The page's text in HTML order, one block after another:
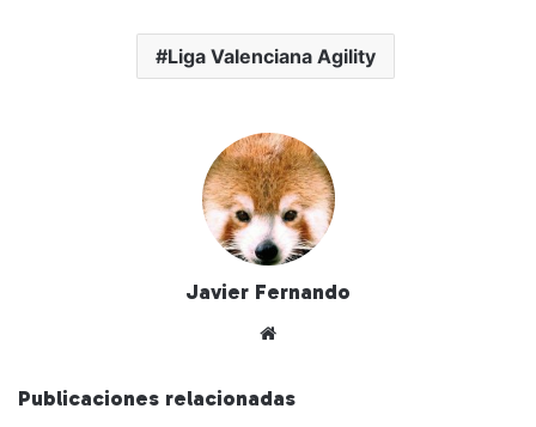
Liga Valenciana Agility
Javier Fernando
we
Publicaciones relacionadas